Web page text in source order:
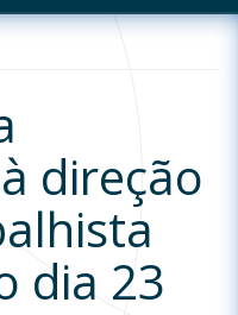
direção
dia 23